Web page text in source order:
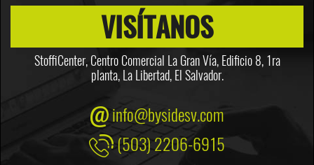
VISÍTANOS
StoffiCenter, Centro Comercial La Gran Vía, Edificio 8,1ra
planta, La Libertad, El Salvador.
info@bysidesv.com
(503) 2206-6915